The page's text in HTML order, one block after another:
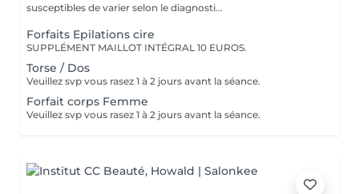
susceptibles de varier selon le diagnosti...
Forfaits Epilations cire
SUPPLÉMENT MAILLOT INTÉGRAL 10 EUROS.
Torse / Dos
Veuillez svp vous rasez 1 à 2 jours avant la séance.
Forfait corps Femme
Veuillez svp vous rasez 1 à 2 jours avant la séance.